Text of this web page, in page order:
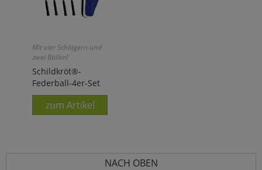
Mit vier Schlägern und
zwei Bällen!
Schildkröt®-
Federball-4er-Set
zum Artikel
NACH OBEN